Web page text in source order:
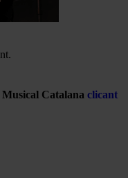
Musical Catalana clicant